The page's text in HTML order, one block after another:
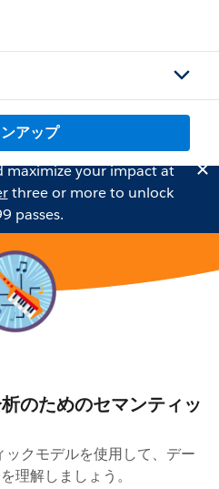
アップ
maximize your impact at
three or more to unlock
passes.
のためのセマンティッ
クモデルを使用して、デー
理解しましょう。